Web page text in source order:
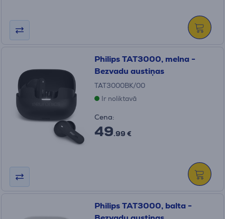
Philips TAT3000, melna -
Bezvadu austiņas
TAT3000BK/00
Ir noliktavā
Cena:
49.99 €
Philips TAT3000, balta -